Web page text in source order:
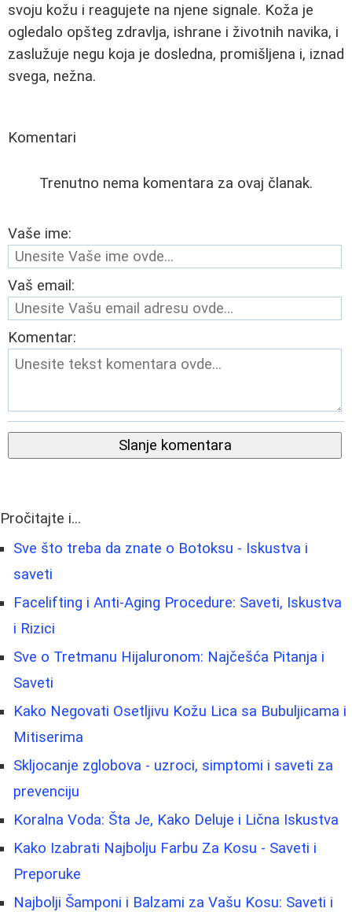
svoju kožu i reagujete na njene signale. Koža je
ogledalo opšteg zdravlja, ishrane i životnih navika, i
zaslužuje negu koja je dosledna, promišljena i, iznad
svega, nežna.
Komentari
Trenutno nema komentara za ovaj članak.
Vaše ime:
Vaš email:
Komentar:
Slanje komentara
Pročitajte i...
Sve što treba da znate o Botoksu - Iskustva i
saveti
Facelifting i Anti-Aging Procedure: Saveti, Iskustva
i Rizici
Sve o Tretmanu Hijaluronom: Najčešća Pitanja i
Saveti
Kako Negovati Osetljivu Kožu Lica sa Bubuljicama i
Mitiserima
Skljocanje zglobova - uzroci, simptomi i saveti za
prevenciju
Koralna Voda: Šta Je, Kako Deluje i Lična Iskustva
Kako Izabrati Najbolju Farbu Za Kosu - Saveti i
Preporuke
Najbolji Šamponi i Balzami za Vašu Kosu: Saveti i